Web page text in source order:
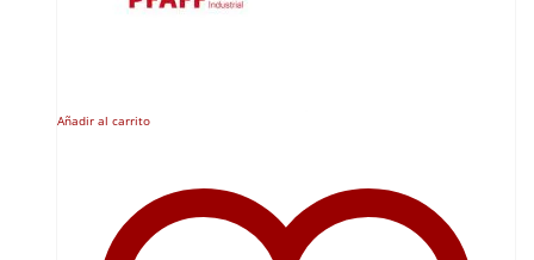
Añadir al carrito